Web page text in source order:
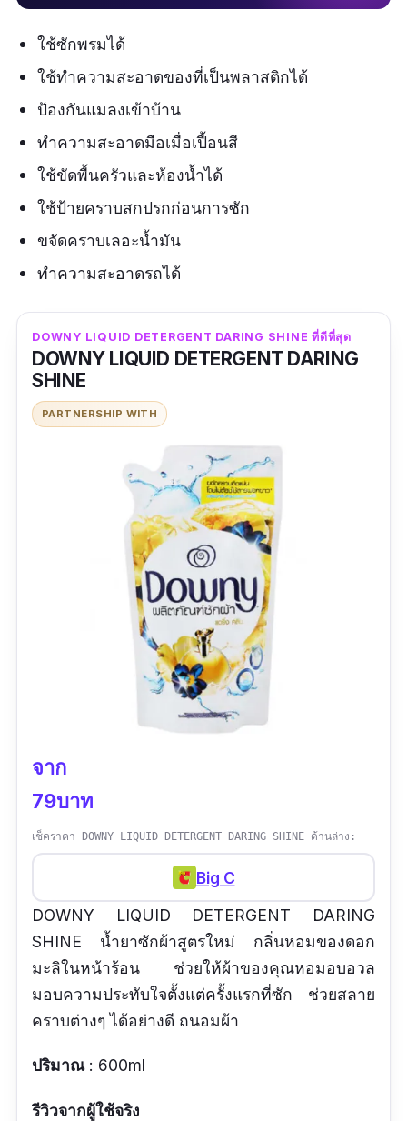
ใช้ซักพรมได้
ใช้ทำความสะอาดของที่เป็นพลาสติกได้
ป้องกันแมลงเข้าบ้าน
ทำความสะอาดมือเมื่อเปื้อนสี
ใช้ขัดพื้นครัวและห้องน้ำได้
ใช้ป้ายคราบสกปรกก่อนการซัก
ขจัดคราบเลอะน้ำมัน
ทำความสะอาดรถได้
DOWNY LIQUID DETERGENT DARING SHINE ที่ดีที่สุด
DOWNY LIQUID DETERGENT DARING
SHINE
PARTNERSHIP WITH
จาก
79บาท
เช็คราคา DOWNY LIQUID DETERGENT DARING SHINE ด้านล่าง:
Big C
DOWNY LIQUID DETERGENT DARING
SHINE น้ำยาซักผ้าสูตรใหม่ กลิ่นหอมของดอก
มะลิในหน้าร้อน ช่วยให้ผ้าของคุณหอมอบอวล
มอบความประทับใจตั้งแต่ครั้งแรกที่ซัก ช่วยสลาย
คราบต่างๆ ได้อย่างดี ถนอมผ้า
ปริมาณ: 600ml
รีวิวจากผู้ใช้จริง